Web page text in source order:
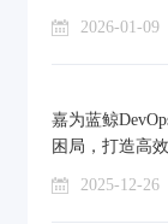
2026-01-09
嘉为蓝鲸
困局，打造高
2025-12-26